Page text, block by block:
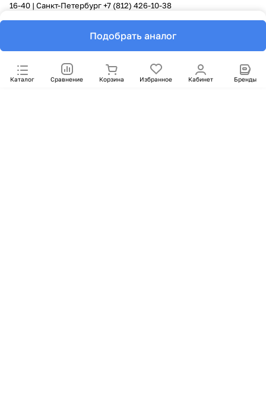
Подобрать аналог
Каталог Сравнение Корзина Избранное Кабинет Бренды
16-40 | Санкт-Петербург+7 (812) 426-10-38